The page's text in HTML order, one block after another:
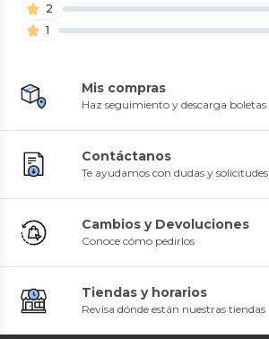
2
1
Mis compras
Haz seguimiento y descarga boletas
Contáctanos
Te ayudamos con dudas y solicitudes
Cambios y Devoluciones
Conoce cómo pedirlos
Tiendas y horarios
Revisa dónde están nuestras tiendas